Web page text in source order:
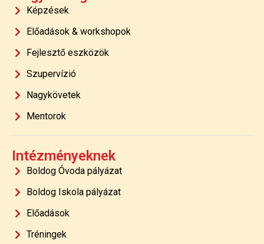
Képzések
Előadások & workshopok
Fejlesztő eszközök
Szupervízió
Nagykövetek
Mentorok
Intézményeknek
Boldog Óvoda pályázat
Boldog Iskola pályázat
Előadások
Tréningek